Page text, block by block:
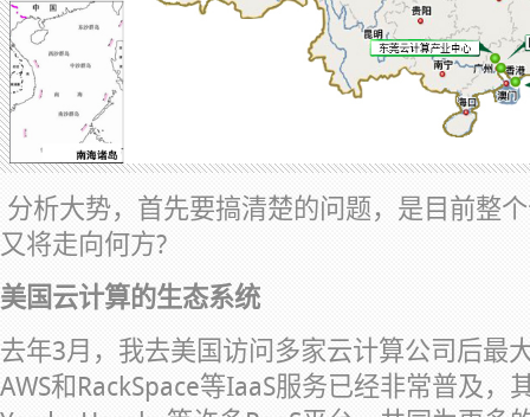
分析大势，首先要搞清楚的问题，是目前整
又将走向何方?
美国云计算的生态系统
去年3月，我去美国访问多家云计算公司后最
AWS和RackSpace等IaaS服务已经非常普及，